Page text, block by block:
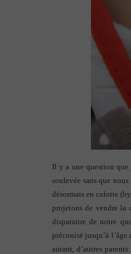
Il y a une question que
soulevée sans que
désormais en culotte
projetons de vendre la
disparaitre de notre
préconisé jusqu’à
autant, d’autres